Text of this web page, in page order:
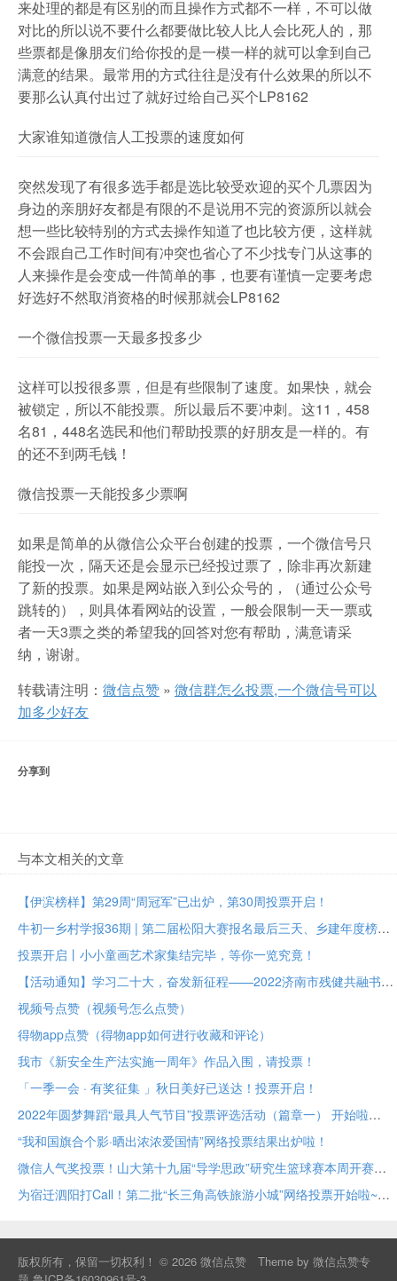
来处理的都是有区别的而且操作方式都不一样，不可以做
对比的所以说不要什么都要做比较人比人会比死人的，那
些票都是像朋友们给你投的是一模一样的就可以拿到自己
满意的结果。最常用的方式往往是没有什么效果的所以不
要那么认真付出过了就好过给自己买个LP8162
大家谁知道微信人工投票的速度如何
突然发现了有很多选手都是选比较受欢迎的买个几票因为
身边的亲朋好友都是有限的不是说用不完的资源所以就会
想一些比较特别的方式去操作知道了也比较方便，这样就
不会跟自己工作时间有冲突也省心了不少找专门从这事的
人来操作是会变成一件简单的事，也要有谨慎一定要考虑
好选好不然取消资格的时候那就会LP8162
一个微信投票一天最多投多少
这样可以投很多票，但是有些限制了速度。如果快，就会
被锁定，所以不能投票。所以最后不要冲刺。这11，458
名81，448名选民和他们帮助投票的好朋友是一样的。有
的还不到两毛钱！
微信投票一天能投多少票啊
如果是简单的从微信公众平台创建的投票，一个微信号只
能投一次，隔天还是会显示已经投过票了，除非再次新建
了新的投票。如果是网站嵌入到公众号的，（通过公众号
跳转的），则具体看网站的设置，一般会限制一天一票或
者一天3票之类的希望我的回答对您有帮助，满意请采
纳，谢谢。
转载请注明： 微信点赞 » 微信群怎么投票,一个微信号可以
加多少好友
分享到
与本文相关的文章
【伊滨榜样】第29周“周冠军”已出炉，第30周投票开启！
牛初一乡村学报36期 | 第二届松阳大赛报名最后三天、乡建年度榜样大众投票进行中
投票开启丨小小童画艺术家集结完毕，等你一览究竟！
【活动通知】学习二十大，奋发新征程——2022济南市残健共融书法美术作品展投票评选
视频号点赞（视频号怎么点赞）
得物app点赞（得物app如何进行收藏和评论）
我市《新安全生产法实施一周年》作品入围，请投票！
「一季一会 · 有奖征集 」秋日美好已送达！投票开启！
2022年圆梦舞蹈“最具人气节目”投票评选活动（篇章一） 开始啦
“我和国旗合个影·晒出浓浓爱国情”网络投票结果出炉啦！
微信人气奖投票！山大第十九届“导学思政”研究生篮球赛本周开赛！
为宿迁泗阳打Call！第二批“长三角高铁旅游小城”网络投票开始啦~
版权所有，保留一切权利！ © 2026 微信点赞 Theme by 微信点赞专